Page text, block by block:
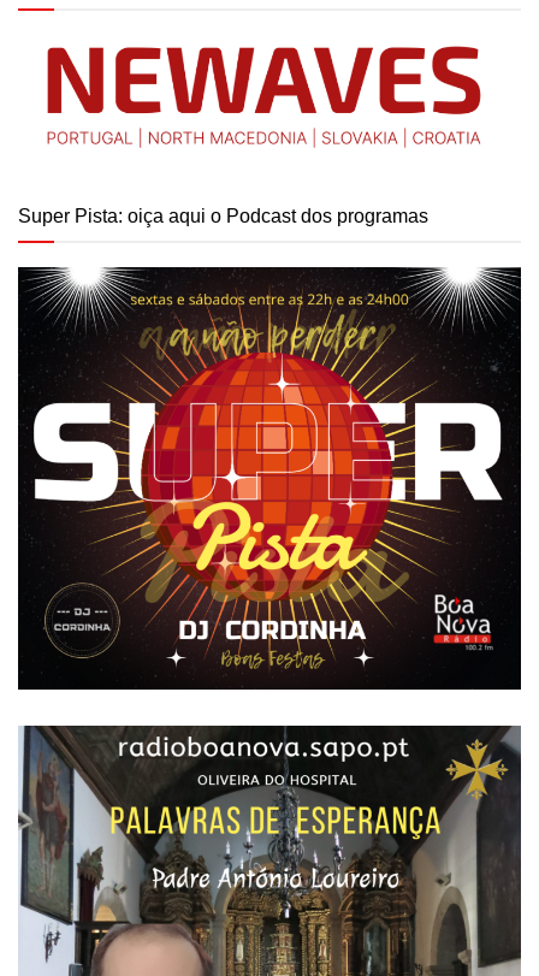
Super Pista: oiça aqui o Podcast dos programas